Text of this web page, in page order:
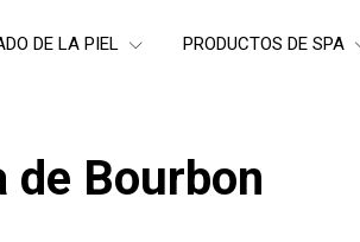
DE LA PIEL PRODUCTOS DE SPA
de Bourbon